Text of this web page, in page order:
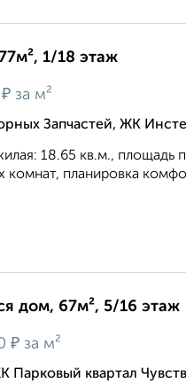
1/18 этаж
₽ за м²
Запчастей, ЖК
18.65 кв.м., площадь
комнат, планировка
дом, 67м², 5/16 этаж
₽ за м²
квартал